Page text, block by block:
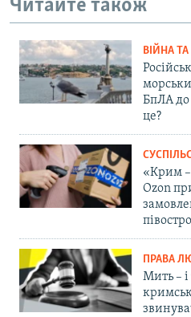
Читайте також
ВІЙНА
БпЛА до
це?
«Крим –
Ozon
ПРАВА
Мить –